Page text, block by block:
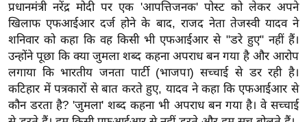
त
वि
शे
ष
ज्ञ
रा
प्रधानमंत्री नरेंद्र मोदी पर एक 'आपत्तिजनक' पोस्ट को लेकर अपने
खिलाफ एफआईआर दर्ज होने के बाद, राजद नेता तेजस्वी यादव ने
शनिवार को कहा कि वह किसी भी एफआईआर से "डरे हुए" नहीं हैं।
उन्होंने पूछा कि क्या जुमला शब्द कहना अपराध बन गया है और आरोप
लगाया कि भारतीय जनता पार्टी (भाजपा) सच्चाई से डर रही है।
कटिहार में पत्रकारों से बात करते हुए, यादव ने कहा कि एफआईआर से
कौन डरता है? 'जुमला' शब्द कहना भी अपराध बन गया है। वे सच्चाई